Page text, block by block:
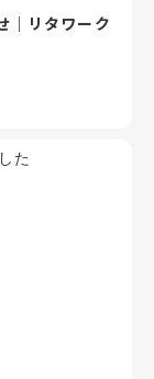
｜リタワーク